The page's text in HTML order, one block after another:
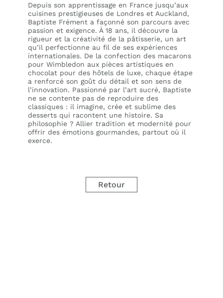
Depuis son apprentissage en France jusqu’aux
cuisines prestigieuses de Londres et Auckland,
Baptiste Frément a façonné son parcours avec
passion et exigence. À 18 ans, il découvre la
rigueur et la créativité de la pâtisserie, un art
qu’il perfectionne au fil de ses expériences
internationales. De la confection des macarons
pour Wimbledon aux pièces artistiques en
chocolat pour des hôtels de luxe, chaque étape
a renforcé son goût du détail et son sens de
l’innovation. Passionné par l’art sucré, Baptiste
ne se contente pas de reproduire des
classiques : il imagine, crée et sublime des
desserts qui racontent une histoire. Sa
philosophie ? Allier tradition et modernité pour
offrir des émotions gourmandes, partout où il
exerce.
Retour